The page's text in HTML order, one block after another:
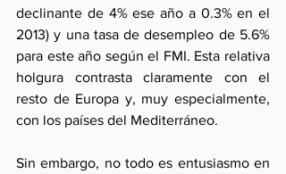
declinante de 4% ese año a 0.3% en el
2013) y una tasa de desempleo de 5.6%
para este año según el FMI. Esta relativa
holgura contrasta claramente con el
resto de Europa y, muy especialmente,
con los países del Mediterráneo.
Sin embargo, no todo es entusiasmo en